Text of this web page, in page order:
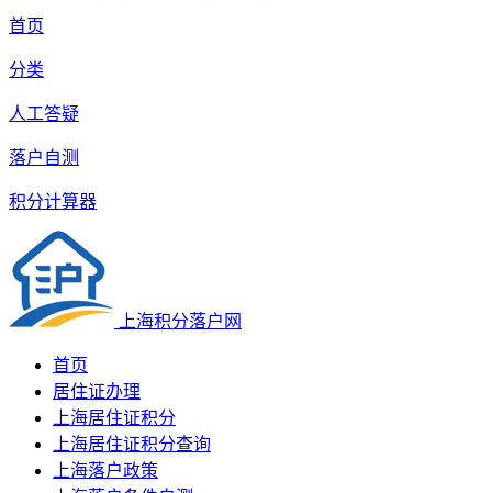
首页
分类
人工答疑
落户自测
积分计算器
上海积分落户网
首页
居住证办理
上海居住证积分
上海居住证积分查询
上海落户政策